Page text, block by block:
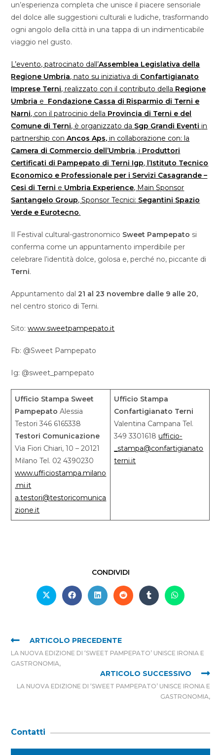
un’esperienza completa che unisce il piacere sensoriale
del dolce alle suggestioni culturali e ludiche, trasformando
ogni angolo della città in una tappa di un indimenticabile
viaggio nel gusto.
L’evento, patrocinato dall’Assemblea Legislativa della
Regione Umbria, nato su iniziativa di Confartigianato
Imprese Terni, realizzato con il contributo della Regione
Umbria e Fondazione Cassa di Risparmio di Terni e
Narni, con il patrocinio della Provincia di Terni e del
Comune di Terni, è organizzato da Sgp Grandi Eventiin
partnership con Ancos Aps,in collaborazione con: la
Camera di Commercio dell’Umbria, i Produttori
Certificati di Pampepato di Terni Igp, l’Istituto Tecnico
Economico e Professionale per i Servizi Casagrande –
Cesi di Terni e Umbria Experience, Main Sponsor
Santangelo Group, Sponsor Tecnici: Segantini Spazio
Verde e Eurotecno.
Il Festival cultural-gastronomico Sweet Pampepato si
conferma come un appuntamento imperdibile per
celebrare l’identità dolce, golosa e, perché no, piccante di
Terni.
Appuntamento dal 21 al 23 novembre dalle 9 alle 20,
nel centro storico di Terni.
Sito:www.sweetpampepato.it
Fb: @Sweet Pampepato
Ig: @sweet_pampepato
Ufficio Stampa Sweet
Pampepato Alessia
Testori 346 6165338
Testori Comunicazione
Via Fiori Chiari, 10 – 20121
Milano Tel. 02 4390230
www.ufficiostampa.milano
.mi.it
a.testori@testoricomunica
zione.it
Ufficio Stampa
Confartigianato Terni
Valentina Campana Tel.
349 3301618ufficio­­
_stampa@confartigianato
terni.it
CONDIVIDI
ARTICOLO PRECEDENTE
LA NUOVA EDIZIONE DI ‘SWEET PAMPEPATO’ UNISCE IRONIA E
GASTRONOMIA,
ARTICOLO SUCCESSIVO
LA NUOVA EDIZIONE DI ‘SWEET PAMPEPATO’ UNISCE IRONIA E
GASTRONOMIA,
Contatti